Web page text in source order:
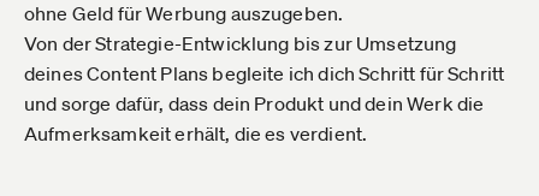
ohne Geld für Werbung auszugeben.
Von der Strategie-Entwicklung bis zur Umsetzung
deines Content Plans begleite ich dich Schritt für Schritt
und sorge dafür, dass dein Produkt und dein Werk die
Aufmerksamkeit erhält, die es verdient.